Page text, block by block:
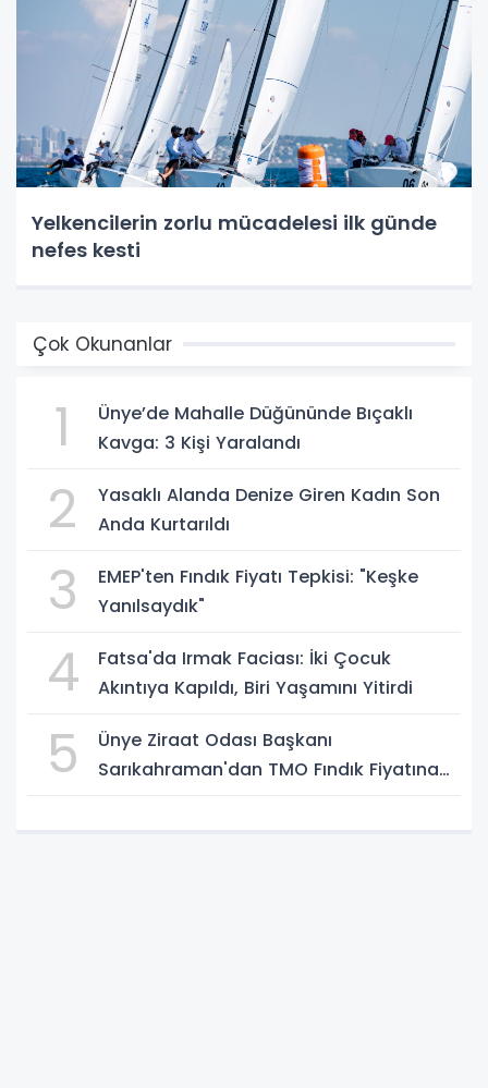
Yelkencilerin zorlu mücadelesi ilk günde
nefes kesti
Çok Okunanlar
1
Ünye’de Mahalle Düğününde Bıçaklı
Kavga: 3 Kişi Yaralandı
2
Yasaklı Alanda Denize Giren Kadın Son
Anda Kurtarıldı
3
EMEP'ten Fındık Fiyatı Tepkisi: "Keşke
Yanılsaydık"
4
Fatsa'da Irmak Faciası: İki Çocuk
Akıntıya Kapıldı, Biri Yaşamını Yitirdi
5
Ünye Ziraat Odası Başkanı
Sarıkahraman'dan TMO Fındık Fiyatına